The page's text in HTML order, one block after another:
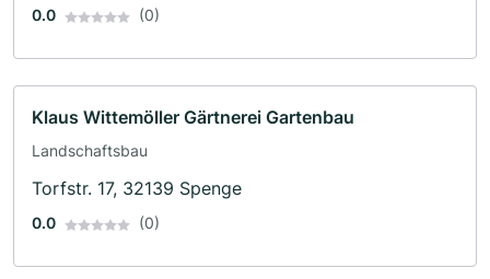
0.0 (0)
Klaus Wittemöller Gärtnerei Gartenbau
Landschaftsbau
Torfstr. 17, 32139 Spenge
0.0 (0)